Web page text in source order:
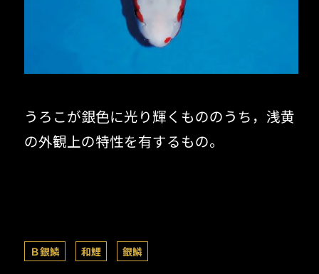
うろこが銀色に光り輝くもののうち，浅黄
の外観上の特性を有するもの。
Ｂ銀鱗 和鯉 銀鱗